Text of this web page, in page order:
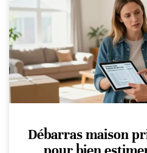
Débarras maison